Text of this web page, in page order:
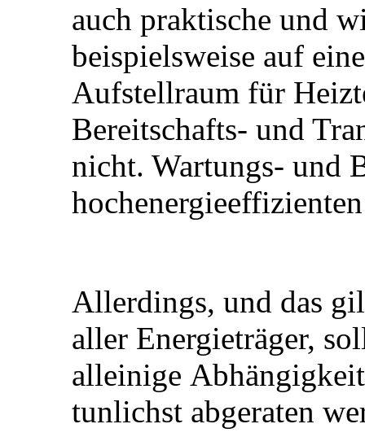
auch praktische und
beispielsweise auf
Aufstellraum für
Bereitschafts- und
nicht. Wartungs- und
Allerdings, und das
aller Energieträger,
alleinige
tunlichst abgeraten